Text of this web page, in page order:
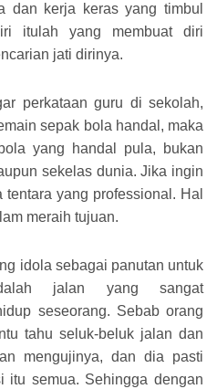
dan kerja keras yang timbul
itulah yang membuat diri
jati dirinya.
perkataan guru di sekolah,
sepak bola handal, maka
yang handal pula, bukan
sekelas dunia. Jika ingin
yang professional. Hal
meraih tujuan.
idola sebagai panutan untuk
jalan yang sangat
seseorang. Sebab orang
tahu seluk-beluk jalan dan
mengujinya, dan dia pasti
itu semua. Sehingga dengan